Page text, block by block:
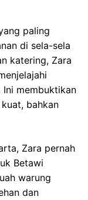
paling
di sela-sela
katering, Zara
membuktikan
bahkan
Zara pernah
Betawi
warung
dan